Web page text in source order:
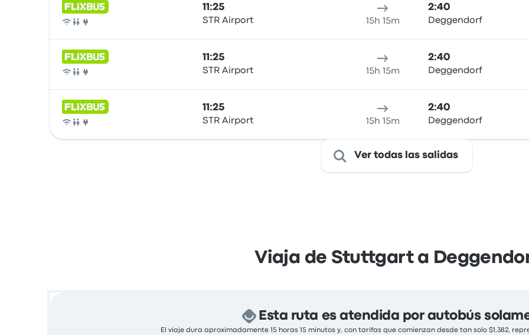
Autobús
11:25
STR Airport 15h 15m
2:40
Deggendorf
Autobús
11:25
STR Airport 15h 15m
2:40
Deggendorf
Autobús
11:25
STR Airport 15h 15m
2:40
Deggendorf
Ver todas las salidas
Viaja de Stuttgart a
Esta ruta es atendida por autobús
El viaje dura aproximadamente 15 horas 15 minutos y, con tarifas que comienzan desde tan solo $1,382,